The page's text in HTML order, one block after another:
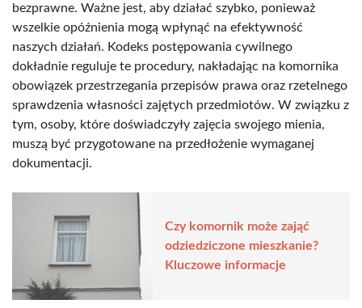
bezprawne. Ważne jest, aby działać szybko, ponieważ
wszelkie opóźnienia mogą wpłynąć na efektywność
naszych działań. Kodeks postępowania cywilnego
dokładnie reguluje te procedury, nakładając na komornika
obowiązek przestrzegania przepisów prawa oraz rzetelnego
sprawdzenia własności zajętych przedmiotów. W związku z
tym, osoby, które doświadczyły zajęcia swojego mienia,
muszą być przygotowane na przedłożenie wymaganej
dokumentacji.
Czy komornik może zająć
odziedziczone mieszkanie?
Kluczowe informacje